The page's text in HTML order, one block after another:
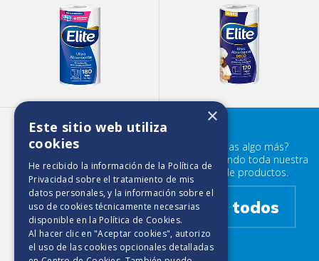
Elite Maxirollo 450 HD
¿Buscabas algo más?
Prueba mirando toda nuestra
familia de productos.
Ver todos
×
Este sitio web utiliza
cookies
He recibido la información de la Política de
Privacidad sobre el tratamiento de mis
datos personales, y la información sobre el
uso de cookies técnicamente necesarias
disponible en la Política de Cookies.
Al hacer clic en "Aceptar cookies", autorizo
el uso de las cookies opcionales detalladas